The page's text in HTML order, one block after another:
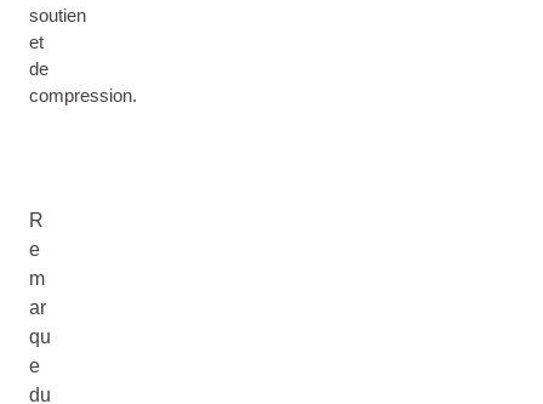
soutien
et
de
compression.
R
e
m
ar
qu
e
du